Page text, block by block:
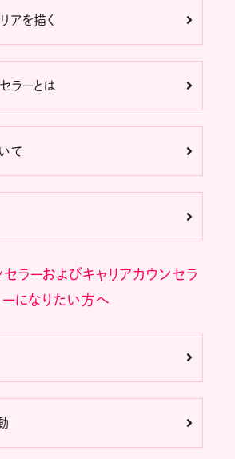
アを描く
ラーとは
て
セラーおよびキャリアカウンセラ
ーになりたい方へ